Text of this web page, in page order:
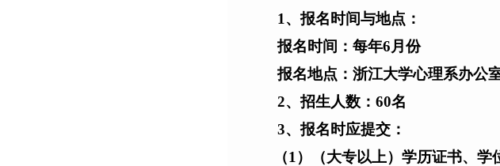
1 、报名时间与地点：
报名时间：每年6月份
报名地点：浙江大学心理系办公
2、招生人数：60名
3、报名时应提交：
（1）（大专以上）学历证书、学